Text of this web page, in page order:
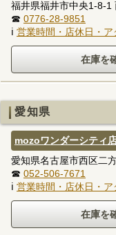
福井県福井市中央1-8-1
☎ 0776-28-9851
ℹ 営業時間・店休日・
愛知県
mozoワンダーシティ
愛知県名古屋市西区二
☎ 052-506-7671
ℹ 営業時間・店休日・